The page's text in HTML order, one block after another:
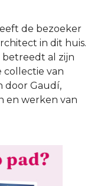
de bezoeker
in dit huis.
betreedt al zijn
collectie van
door Gaudí,
en werken van